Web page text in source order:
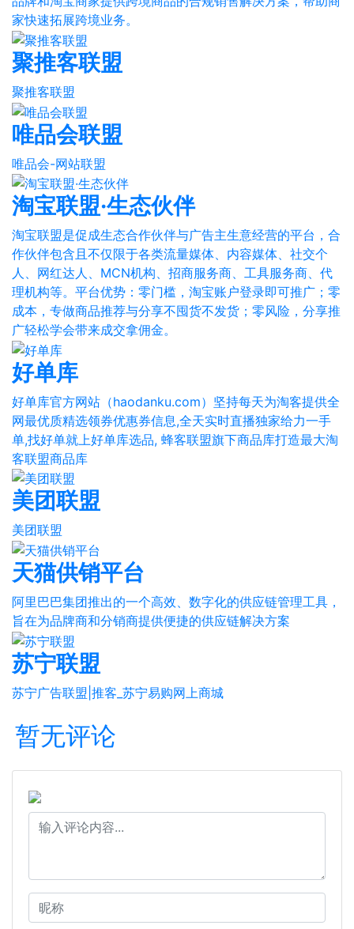
家快速拓展跨境业务。
聚推客联盟
聚推客联盟
唯品会联盟
唯品会-网站联盟
淘宝联盟·生态伙伴
淘宝联盟是促成生态合作伙伴与广告主生意经营的平台，合
作伙伴包含且不仅限于各类流量媒体、内容媒体、社交个
人、网红达人、MCN机构、招商服务商、工具服务商、代
理机构等。平台优势：零门槛，淘宝账户登录即可推广；零
成本，专做商品推荐与分享不囤货不发货；零风险，分享推
广轻松学会带来成交拿佣金。
好单库
好单库官方网站（haodanku.com）坚持每天为淘客提供全
网最优质精选领券优惠券信息,全天实时直播独家给力一手
单,找好单就上好单库选品, 蜂客联盟旗下商品库打造最大淘
客联盟商品库
美团联盟
美团联盟
天猫供销平台
阿里巴巴集团推出的一个高效、数字化的供应链管理工具，
旨在为品牌商和分销商提供便捷的供应链解决方案
苏宁联盟
苏宁广告联盟|推客_苏宁易购网上商城
暂无评论